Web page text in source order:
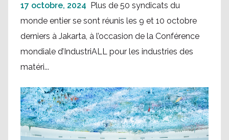
17 octobre, 2024 Plus de 50 syndicats du
monde entier se sont réunis les 9 et 10 octobre
derniers à Jakarta, à l’occasion de la Conférence
mondiale d’IndustriALL pour les industries des
matéri...